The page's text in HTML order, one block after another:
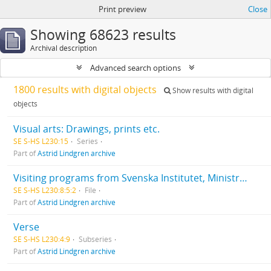
Print preview Close
Showing 68623 results
Archival description
Advanced search options
1800 results with digital objects
Show results with digital
objects
Visual arts: Drawings, prints etc.
SE S-HS L230:15
Series
Part ofAstrid Lindgren archive
Visiting programs from Svenska Institutet, Ministry of foreign affairs press office, tourist organizations - for journalists, scholarship holders etc. who have visited Astrid Lindgren
SE S-HS L230:8:5:2
File
Part ofAstrid Lindgren archive
Verse
SE S-HS L230:4:9
Subseries
Part ofAstrid Lindgren archive